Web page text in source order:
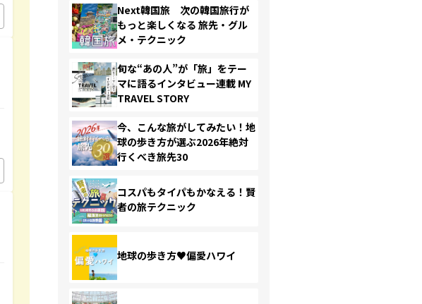
Next韓国旅 次の韓国旅行が
もっと楽しくなる 旅先・グル
メ・テクニック
旬な“あの人”が「旅」をテー
マに語るインタビュー連載 MY
TRAVEL STORY
今、こんな旅がしてみたい！地
球の歩き方が選ぶ2026年絶対
行くべき旅先30
コスパもタイパもかなえる！賢
者の旅テクニック
地球の歩き方♥偏愛ハワイ